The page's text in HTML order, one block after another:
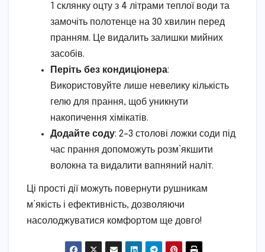
1 склянку оцту з 4 літрами теплої води та
замочіть полотенце на 30 хвилин перед
пранням. Це видалить залишки мийних
засобів.
Періть без кондиціонера:
Використовуйте лише невелику кількість
гелю для прання, щоб уникнути
накопичення хімікатів.
Додайте соду: 2–3 столові ложки соди під
час прання допоможуть розм’якшити
волокна та видалити вапняний наліт.
Ці прості дії можуть повернути рушникам
м’якість і ефективність, дозволяючи
насолоджуватися комфортом ще довго!